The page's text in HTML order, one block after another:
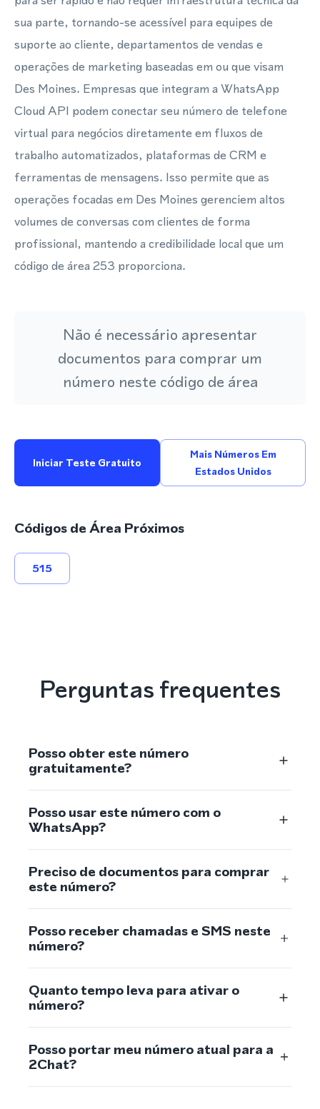
sua parte, tornando-se acessível para equipes de
suporte ao cliente, departamentos de vendas e
operações de marketing baseadas em ou que visam
Des Moines. Empresas que integram a WhatsApp
Cloud API podem conectar seu número de telefone
virtual para negócios diretamente em fluxos de
trabalho automatizados, plataformas de CRM e
ferramentas de mensagens. Isso permite que as
operações focadas em Des Moines gerenciem altos
volumes de conversas com clientes de forma
profissional, mantendo a credibilidade local que um
código de área 253 proporciona.
Não é necessário apresentar
documentos para comprar um
número neste código de área
Iniciar Teste Gratuito
Mais Números Em
Estados Unidos
Códigos de Área Próximos
515
Perguntas frequentes
Posso obter este número
gratuitamente?
Posso usar este número com o
WhatsApp?
Preciso de documentos para comprar
este número?
Posso receber chamadas e SMS neste
número?
Quanto tempo leva para ativar o
número?
Posso portar meu número atual para a
2Chat?